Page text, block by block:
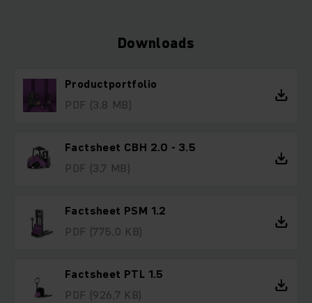
Downloads
Productportfolio
PDF (3,8 MB)
Factsheet CBH 2.0 - 3.5
PDF (3,7 MB)
Factsheet PSM 1.2
PDF (775,0 KB)
Factsheet PTL 1.5
PDF (926,7 KB)